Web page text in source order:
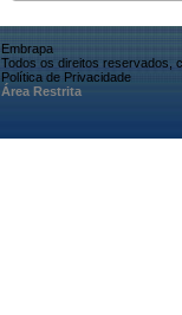
Embrapa
Todos os direitos reservados,
Política de Privacidade
Área Restrita